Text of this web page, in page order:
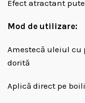
Efect atractant
Mod de utilizare:
Amestecă uleiul cu
dorită
Aplică direct pe